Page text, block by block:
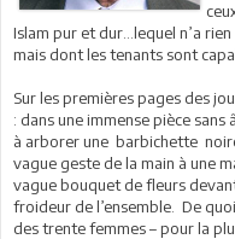
Islam pur et dur…lequel n’a
mais dont les tenants sont
Sur les premières pages des
: dans une immense pièce
à arborer une barbichette
vague geste de la main à une
vague bouquet de fleurs
froideur de l’ensemble. De
des trente femmes – pour la